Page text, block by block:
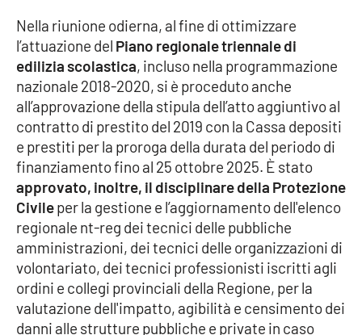
Leggendo Alvaro insieme
Imprese Di Calabria
Le perfidie di Antonella Grippo
Venti di comunicazione
STREAMING
LaC TV
LaC Network
Nella riunione odierna, al fine di ottimizzare
l’attuazione del Piano regionale triennale di
edilizia scolastica, incluso nella programmazione
nazionale 2018-2020, si è proceduto anche
all’approvazione della stipula dell’atto aggiuntivo al
contratto di prestito del 2019 con la Cassa depositi
e prestiti per la proroga della durata del periodo di
finanziamento fino al 25 ottobre 2025. È stato
approvato, inoltre, il disciplinare della Protezione
Civileper la gestione e l’aggiornamento dell'elenco
regionale nt-reg dei tecnici delle pubbliche
amministrazioni, dei tecnici delle organizzazioni di
volontariato, dei tecnici professionisti iscritti agli
ordini e collegi provinciali della Regione, per la
valutazione dell'impatto, agibilità e censimento dei
danni alle strutture pubbliche e private in caso